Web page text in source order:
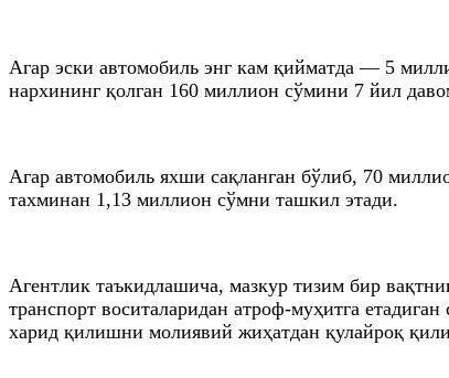
Агар эски автомобиль энг кам қийматда — 5
нархининг қолган 160 миллион сўмини 7 йил
Агар автомобиль яхши сақланган бўлиб, 70
тахминан 1,13 миллион сўмни ташкил этади.
Агентлик таъкидлашича, мазкур тизим бир
транспорт воситаларидан атроф-муҳитга
харид қилишни молиявий жиҳатдан қулайроқ